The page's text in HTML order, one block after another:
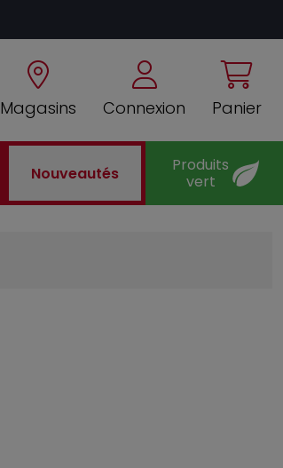
Magasins Connexion Panier
Nouveautés
Produits
vert